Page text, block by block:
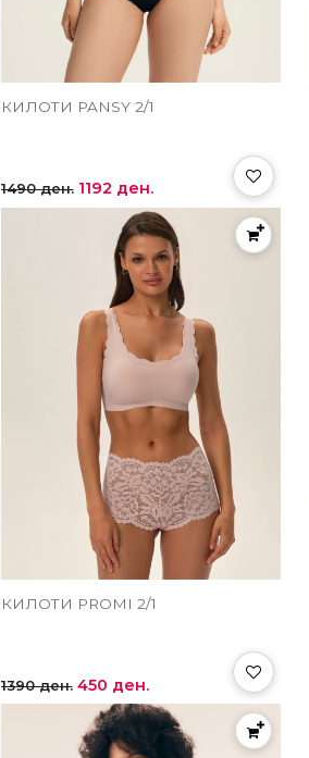
КИЛОТИ PANSY 2/1
1490 ден. 1192 ден.
КИЛОТИ PROMI 2/1
1390 ден. 450 ден.